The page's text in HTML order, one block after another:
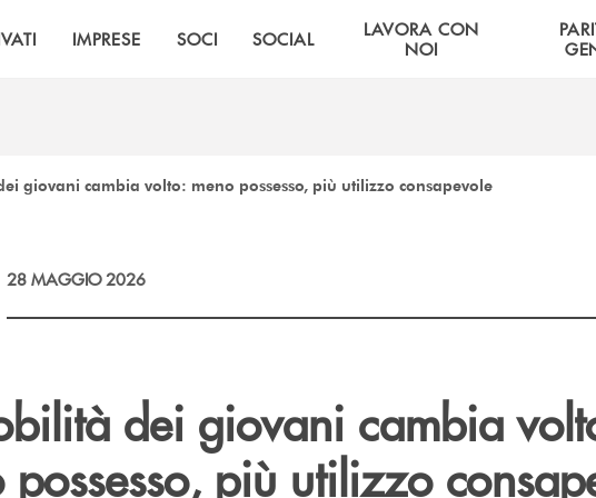
IMPRESE SOCI SOCIAL
LAVORA CON
NOI
giovani cambia volto: meno possesso, più utilizzo consapevole
28 MAGGIO 2026
dei giovani cambia
possesso, più utilizzo